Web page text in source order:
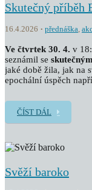
Skutečný příběh
16.4.2026 přednáška,
Ve čtvrtek 30. 4. v
seznámil se
jaké době žila, jak na
epochální úspěch
ČÍST DÁL
Svěží baroko